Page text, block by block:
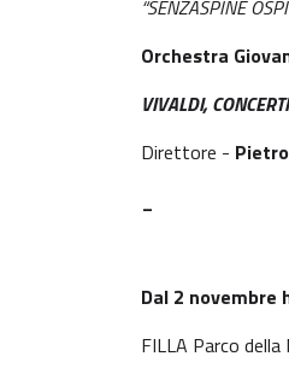
“SENZASPINE
Orchestra
VIVALDI,
Direttore -
Dal 2 novembre
FILLA Parco